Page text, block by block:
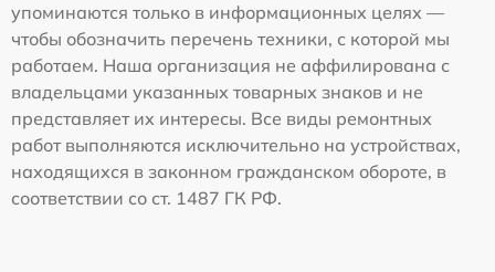
упоминаются только в информационных целях —
чтобы обозначить перечень техники, с которой мы
работаем. Наша организация не аффилирована с
владельцами указанных товарных знаков и не
представляет их интересы. Все виды ремонтных
работ выполняются исключительно на устройствах,
находящихся в законном гражданском обороте, в
соответствии со ст. 1487 ГК РФ.